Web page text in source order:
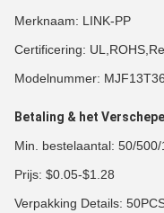
Merknaam: LINK-PP
Certificering:
Modelnummer:
Betaling & het
Min. bestelaantal: 50/
Prijs: $0.05-$1.28
Verpakking Details: